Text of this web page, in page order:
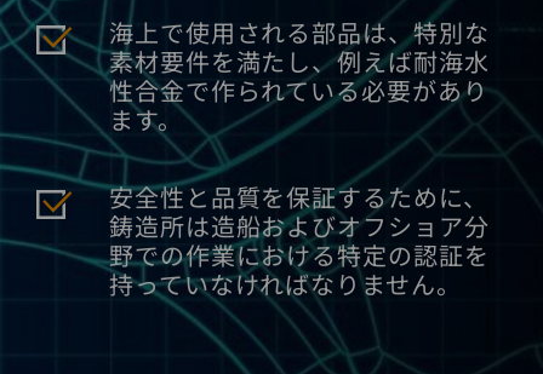
海上で使用される部品は、特別な
素材要件を満たし、例えば耐海水
性合金で作られている必要があり
ます。
安全性と品質を保証するために、
鋳造所は造船およびオフショア分
野での作業における特定の認証を
持っていなければなりません。